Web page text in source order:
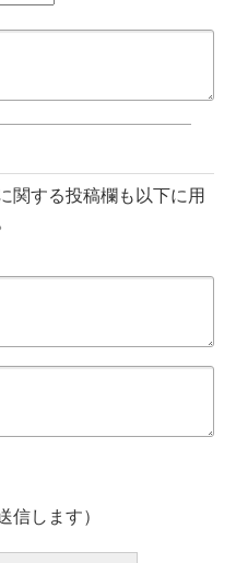
関する投稿欄も以下に用
信します）